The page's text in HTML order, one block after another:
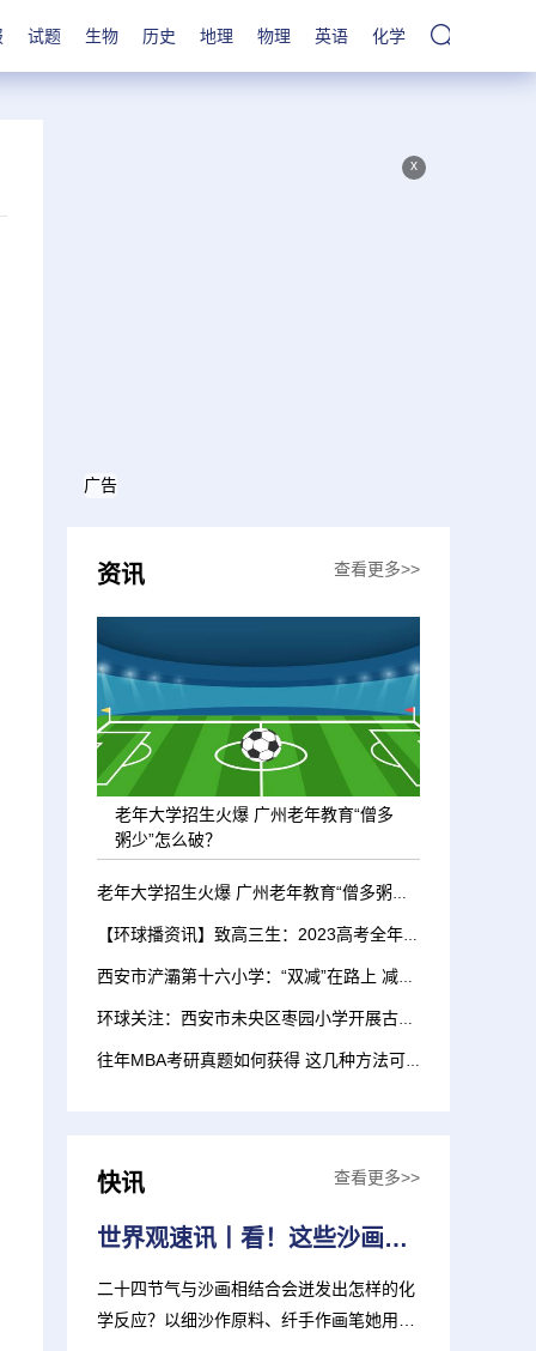
试题 生物 历史 地理 物理 英语 化学
x
广告
资讯 查看更多>>
老年大学招生火爆 广州老年教育“僧多
粥少”怎么破？
老年大学招生火爆 广州老年教育“僧多粥少”怎么破？
【环球播资讯】致高三生：2023高考全年复习规划时间表
西安市浐灞第十六小学：“双减”在路上 减负不减乐
环球关注：西安市未央区枣园小学开展古诗主题实践作业
往年MBA考研真题如何获得 这几种方法可试试
快讯 查看更多>>
世界观速讯丨看！这些沙画里藏着中国式浪漫
二十四节气与沙画相结合会迸发出怎样的化
学反应？以细沙作原料、纤手作画笔她用沙